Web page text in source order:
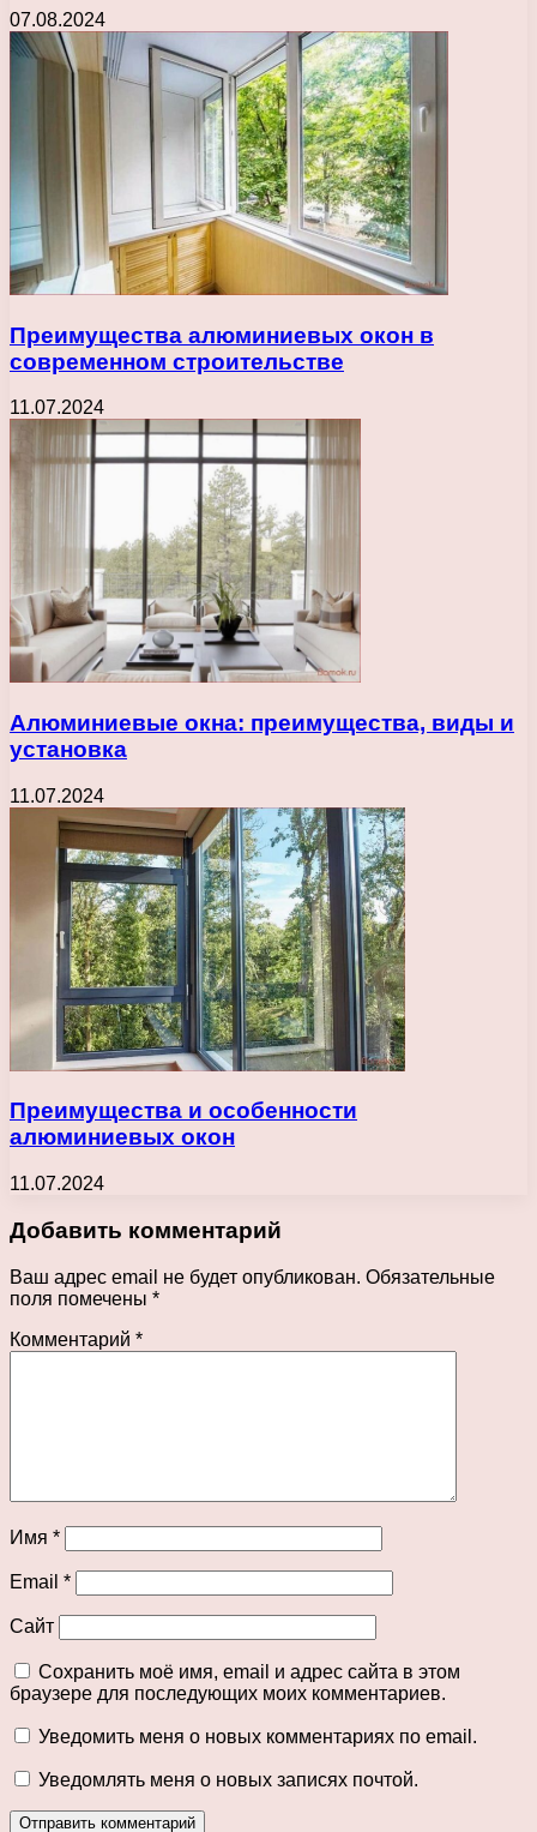
07.08.2024
Преимущества алюминиевых окон в
современном строительстве
11.07.2024
Алюминиевые окна: преимущества, виды и
установка
11.07.2024
Преимущества и особенности
алюминиевых окон
11.07.2024
Добавить комментарий
Ваш адрес email не будет опубликован. Обязательные
поля помечены *
Комментарий *
Имя *
Email *
Сайт
Сохранить моё имя, email и адрес сайта в этом
браузере для последующих моих комментариев.
Уведомить меня о новых комментариях по email.
Уведомлять меня о новых записях почтой.